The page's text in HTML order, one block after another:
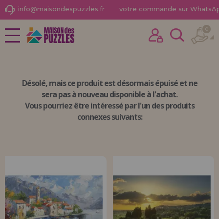
NOUVEAUTÉS
PUZZLES POUR ADULTES
PUZZLES POUR ENFANTS
ACCESSOIRES DE PUZZLES
JEUX DE SOCIÉTÉ
info@maisondespuzzles.fr votre commande sur
0
Désolé, maisce produit est désormais épuiséet ne
sera pas à nouveau disponible à l'achat.
Vous pourriez être intéressé par l'un des produits
connexes suivants: